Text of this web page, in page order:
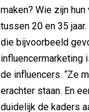
maken? Wie zijn
tussen 20 en 35
die bijvoorbeeld
influencermarketing
de influencers. “Ze
erachter staan. En
duidelijk de kaders